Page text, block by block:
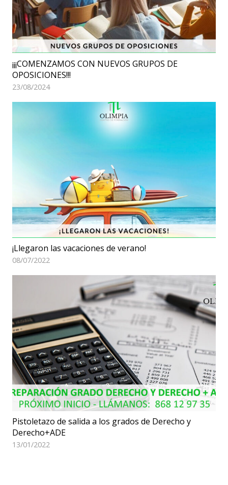
¡¡¡COMENZAMOS CON NUEVOS GRUPOS DE
OPOSICIONES!!!
23/08/2024
¡Llegaron las vacaciones de verano!
08/07/2022
Pistoletazo de salida a los grados de Derecho y
Derecho+ADE
13/01/2022